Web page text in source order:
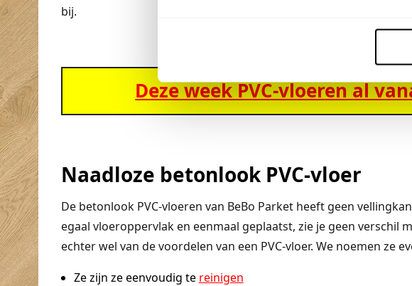
bij.
Deze week PVC-vloeren al
Naadloze betonlook PVC-vloer
De betonlook PVC-vloeren van BeBo Parket heeft geen
egaal vloeroppervlak en eenmaal geplaatst, zie je geen verschil
echter wel van de voordelen van een PVC-vloer. We noemen ze
Ze zijn ze eenvoudig te reinigen